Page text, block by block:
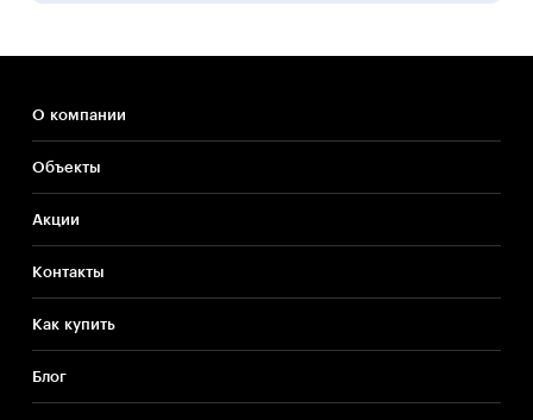
О компании
Объекты
Акции
Контакты
Как купить
Блог